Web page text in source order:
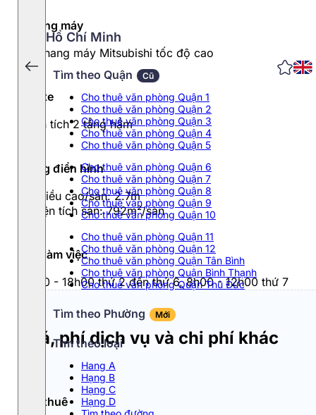
Hồ Chí Minh
Tìm theo Quận Cũ
Cho thuê văn phòng Quận 1
Cho thuê văn phòng Quận 2
Cho thuê văn phòng Quận 3
Cho thuê văn phòng Quận 4
Cho thuê văn phòng Quận 5
Cho thuê văn phòng Quận 6
Cho thuê văn phòng Quận 7
Cho thuê văn phòng Quận 8
Cho thuê văn phòng Quận 9
Cho thuê văn phòng Quận 10
Cho thuê văn phòng Quận 11
Cho thuê văn phòng Quận 12
Cho thuê văn phòng Quận Tân Bình
Cho thuê văn phòng Quận Bình Thạnh
Cho thuê văn phòng Quận Thủ Đức
Tìm theo Phường Mới
Tìm theo loại
Hang A
Hạng B
Hạng C
Hạng D
Thang máy
08 thang máy Mitsubishi tốc độ cao
Đỗ xe
Diện tích 2 tầng hầm
Tầng điển hình
- Chiều cao/sàn: 2.7m
- Diện tích sàn: 792m²/sàn
Giờ làm việc
8h00 - 18h00 thứ 2 đến thứ 6, 8h00 - 12h00 thứ 7
Giá, phí dịch vụ và chi phí khác
Giá thuê